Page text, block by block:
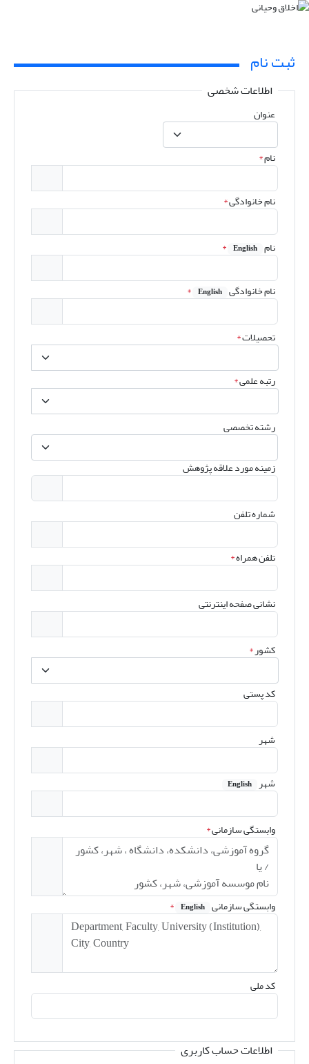
ثبت نام
اطلاعات شخصی
عنوان
نام*
نام خانوادگی*
نام English
*
نام خانوادگی English
*
تحصیلات*
رتبه علمی*
رشته تخصصی
زمینه مورد علاقه پژوهش
شماره تلفن
تلفن همراه*
نشانی صفحه اینترنتی
کشور*
کد پستی
شهر
شهر English
وابستگی سازمانی*
وابستگی سازمانی English
*
کد ملی
اطلاعات حساب کاربری